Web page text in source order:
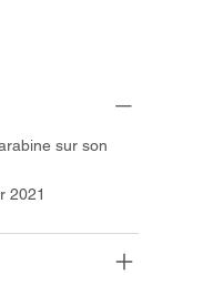
sur son
2021